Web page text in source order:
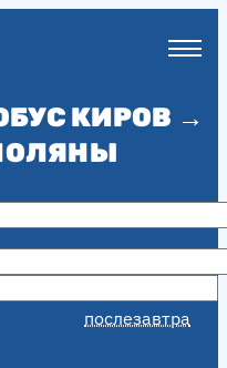
КИРОВ →
послезавтра